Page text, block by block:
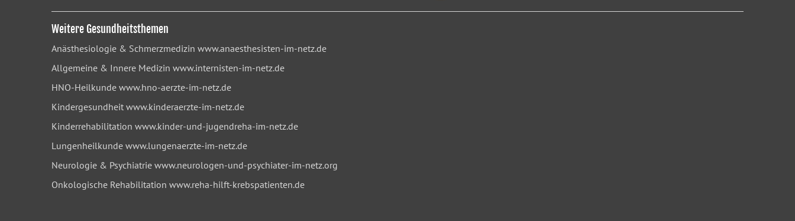
Weitere Gesundheitsthemen
Anästhesiologie & Schmerzmedizin www.anaesthesisten-im-netz.de
Allgemeine & Innere Medizin www.internisten-im-netz.de
HNO-Heilkunde www.hno-aerzte-im-netz.de
Kindergesundheit www.kinderaerzte-im-netz.de
Kinderrehabilitation www.kinder-und-jugendreha-im-netz.de
Lungenheilkunde www.lungenaerzte-im-netz.de
Neurologie & Psychiatrie www.neurologen-und-psychiater-im-netz.org
Onkologische Rehabilitation www.reha-hilft-krebspatienten.de